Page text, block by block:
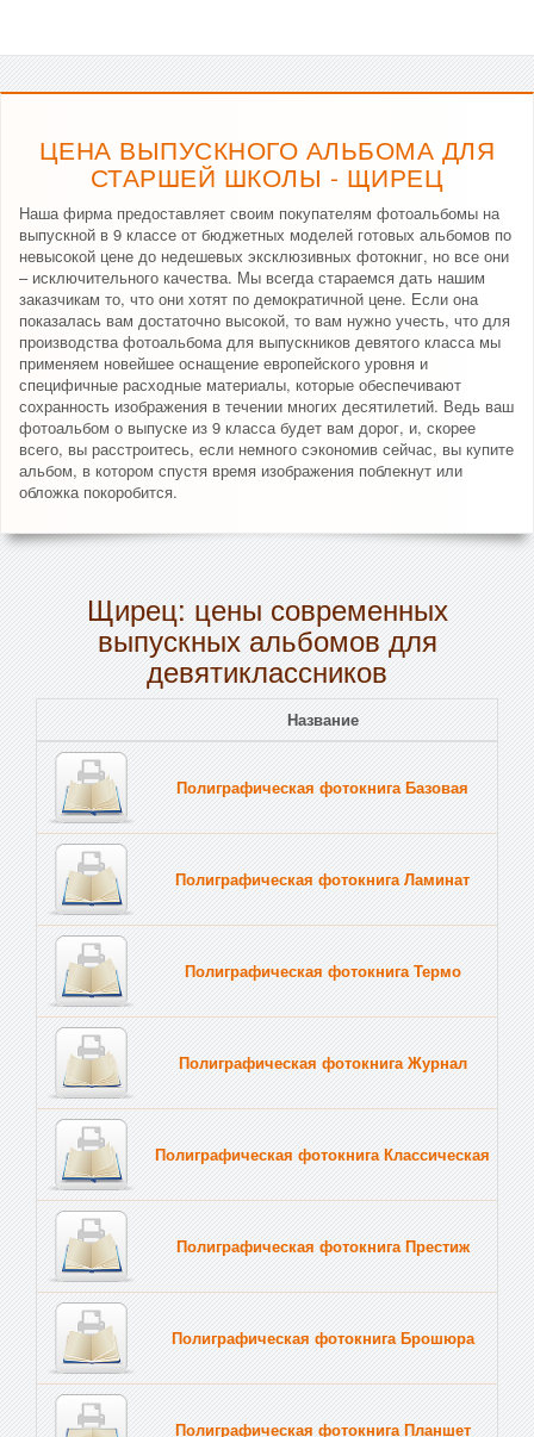
ЦЕНА ВЫПУСКНОГО АЛЬБОМА ДЛЯ
СТАРШЕЙ ШКОЛЫ - ЩИРЕЦ
Наша фирма предоставляет своим покупателям фотоальбомы на
выпускной в 9 классе от бюджетных моделей готовых альбомов по
невысокой цене до недешевых эксклюзивных фотокниг, но все они
– исключительного качества. Мы всегда стараемся дать нашим
заказчикам то, что они хотят по демократичной цене. Если она
показалась вам достаточно высокой, то вам нужно учесть, что для
производства фотоальбома для выпускников девятого класса мы
применяем новейшее оснащение европейского уровня и
специфичные расходные материалы, которые обеспечивают
сохранность изображения в течении многих десятилетий. Ведь ваш
фотоальбом о выпуске из 9 класса будет вам дорог, и, скорее
всего, вы расстроитесь, если немного сэкономив сейчас, вы купите
альбом, в котором спустя время изображения поблекнут или
обложка покоробится.
Щирец: цены современных
выпускных альбомов для
девятиклассников
Название
Полиграфическая фотокнига Базовая
Полиграфическая фотокнига Ламинат
Полиграфическая фотокнига Термо
Полиграфическая фотокнига Журнал
Полиграфическая фотокнига Классическая
Полиграфическая фотокнига Престиж
Полиграфическая фотокнига Брошюра
Полиграфическая фотокнига Планшет